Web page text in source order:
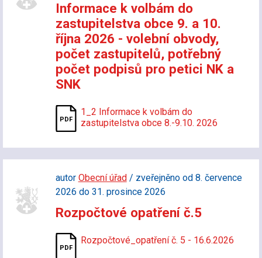
Informace k volbám do
zastupitelstva obce 9. a 10.
října 2026 - volební obvody,
počet zastupitelů, potřebný
počet podpisů pro petici NK a
SNK
1_2 Informace k volbám do
zastupitelstva obce 8.-9.10. 2026
autor Obecní úřad/ zveřejněno od 8. července
2026 do 31. prosince 2026
Rozpočtové opatření č.5
Rozpočtové_opatření č. 5 - 16.6.2026